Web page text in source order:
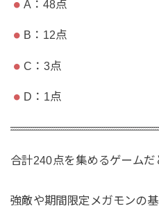
A：48点
B：12点
C：3点
D：1点
合計240点を集めるゲームだ
強敵や期間限定メガモンの